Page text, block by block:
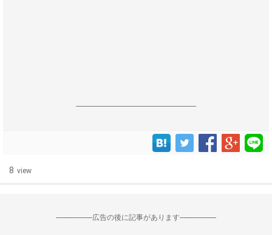
------------------------------------------------------------------
8 view
--------------------広告の後に記事があります--------------------